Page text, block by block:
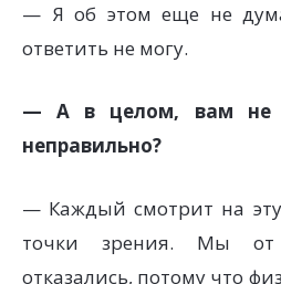
— Я об этом еще не
ответить не могу.
— А в целом, вам не
неправильно?
— Каждый смотрит на
точки зрения. Мы
отказались, потому что